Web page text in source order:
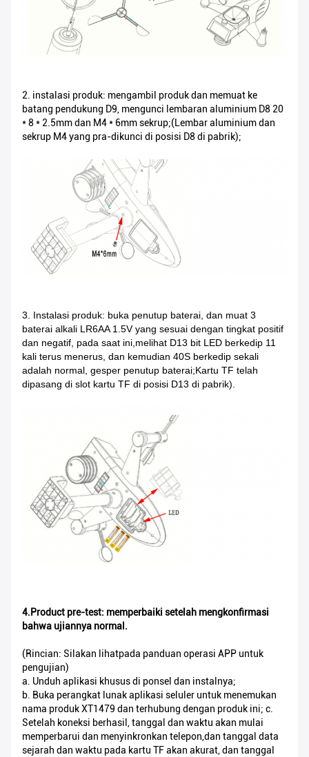
2. instalasi produk: mengambil produk dan memuat ke
batang pendukung D9, mengunci lembaran aluminium D8 20
* 8 * 2.5mm dan M4 * 6mm sekrup;(Lembar aluminium dan
sekrup M4 yang pra-dikunci di posisi D8 di pabrik);
3. Instalasi produk: buka penutup baterai, dan muat 3
baterai alkali LR6AA 1.5V yang sesuai dengan tingkat positif
dan negatif, pada saat ini,melihat D13 bit LED berkedip 11
kali terus menerus, dan kemudian 40S berkedip sekali
adalah normal, gesper penutup baterai;Kartu TF telah
dipasang di slot kartu TF di posisi D13 di pabrik).
4.Product pre-test: memperbaiki setelah mengkonfirmasi
bahwa ujiannya normal.
(Rincian: Silakan lihatpada panduan operasi APP untuk
pengujian)
a. Unduh aplikasi khusus di ponsel dan instalnya;
b. Buka perangkat lunak aplikasi seluler untuk menemukan
nama produk XT1479 dan terhubung dengan produk ini; c.
Setelah koneksi berhasil, tanggal dan waktu akan mulai
memperbarui dan menyinkronkan telepon,dan tanggal data
sejarah dan waktu pada kartu TF akan akurat, dan tanggal